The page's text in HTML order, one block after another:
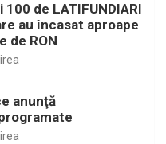
de LATIFUNDIARI
au încasat aproape
de RON
anunţă